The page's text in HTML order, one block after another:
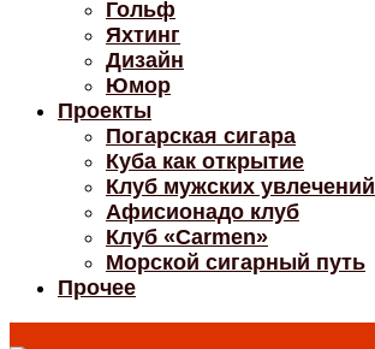
Гольф
Яхтинг
Дизайн
Юмор
Проекты
Погарская сигара
Куба как открытие
Клуб мужских увлечений
Афисионадо клуб
Клуб «Carmen»
Морской сигарный путь
Прочее